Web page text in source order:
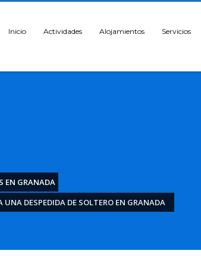
Inicio Actividades Alojamientos Servicios
EN GRANADA
UNA DESPEDIDA DE SOLTERO EN GRANADA